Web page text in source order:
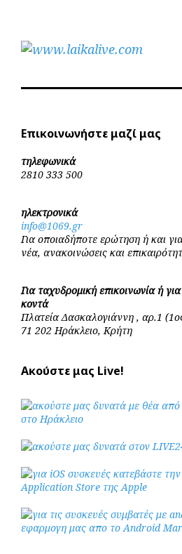
Επικοινωνήστε μαζί μας
τηλεφωνικά
2810 333 500
ηλεκτρονικά
info@1069.gr
Για οποιαδήποτε ερώτηση ή και
νέα, ανακοινώσεις και
Για ταχυδρομική επικοινωνία ή
κοντά
Πλατεία Δασκαλογιάννη , αρ.1
71 202 Ηράκλειο, Κρήτη
Ακούστε μας Live!